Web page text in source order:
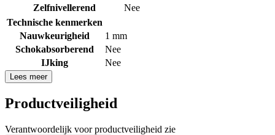
Zelfnivellerend
Nee
Technische kenmerken
Nauwkeurigheid
1 mm
Schokabsorberend
Nee
IJking
Nee
Lees meer
Productveiligheid
Verantwoordelijk voor productveiligheid zie